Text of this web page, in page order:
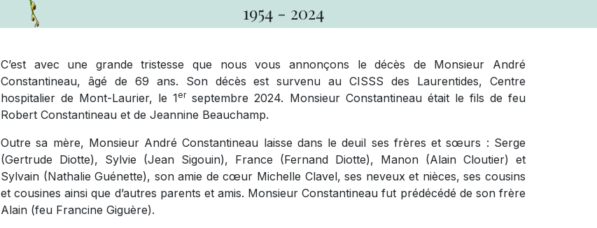
1954 - 2024
C’est avec une grande tristesse que nous vous annonçons le décès de Monsieur André
Constantineau, âgé de 69 ans. Son décès est survenu au CISSS des Laurentides, Centre
hospitalier de Mont-Laurier, le 1erseptembre 2024. Monsieur Constantineau était le fils de feu
Robert Constantineau et de Jeannine Beauchamp.
Outre sa mère, Monsieur André Constantineau laisse dans le deuil ses frères et sœurs : Serge
(Gertrude Diotte), Sylvie (Jean Sigouin), France (Fernand Diotte), Manon (Alain Cloutier) et
Sylvain (Nathalie Guénette), son amie de cœur Michelle Clavel, ses neveux et nièces, ses cousins
et cousines ainsi que d’autres parents et amis. Monsieur Constantineau fut prédécédé de son frère
Alain (feu Francine Giguère).